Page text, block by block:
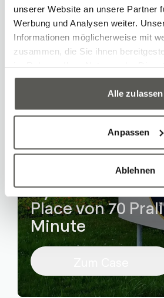
unserer Website an unsere Partner
Werbung und Analysen weiter.
Informationen möglicherweise mit
zusammen, die Sie ihnen
Alle zulassen
Anpassen
Ablehnen
Stäubli
Dynamisches
Place von 70
Minute